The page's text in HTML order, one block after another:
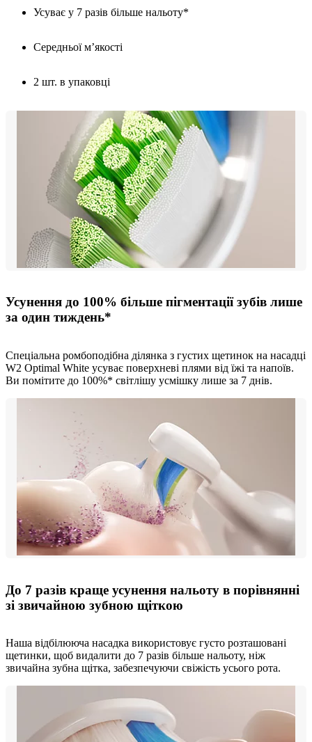
Усуває у 7 разів більше нальоту*
Середньої м’якості
2 шт. в упаковці
Усунення до 100% більше пігментації зубів лише
за один тиждень*
Спеціальна ромбоподібна ділянка з густих щетинок на насадці
W2 Optimal White усуває поверхневі плями від їжі та напоїв.
Ви помітите до 100%* світлішу усмішку лише за 7 днів.
До 7 разів краще усунення нальоту в порівнянні
зі звичайною зубною щіткою
Наша відбілююча насадка використовує густо розташовані
щетинки, щоб видалити до 7 разів більше нальоту, ніж
звичайна зубна щітка, забезпечуючи свіжість усього рота.